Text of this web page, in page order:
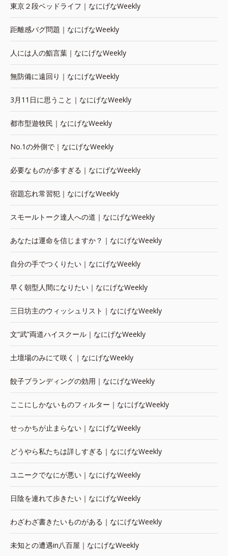
東京２段ベッドライフ｜なにげなWeekly
距離感バグ問題｜なにげなWeekly
人には人の鮨言葉｜なにげなWeekly
無防備に遠回り｜なにげなWeekly
3月11日に思うこと｜なにげなWeekly
都市型遊牧民｜なにげなWeekly
No.1の外側で｜なにげなWeekly
必要なものが多すぎる｜なにげなWeekly
宿題忘れ常習犯｜なにげなWeekly
スモールトーク達人への道｜なにげなWeekly
あなたは運命を信じますか？｜なにげなWeekly
自分の手でつくりたい｜なにげなWeekly
早く朝型人間になりたい｜なにげなWeekly
三日坊主のウィッシュリスト｜なにげなWeekly
文“武”両道ハイスクール｜なにげなWeekly
土壇場のみにて咲く｜なにげなWeekly
餃子ブランディングの効用｜なにげなWeekly
ここにしかないものフィルター｜なにげなWeekly
せっかちが止まらない｜なにげなWeekly
どうやら私たちは詳しすぎる｜なにげなWeekly
ユニークでなにが悪い｜なにげなWeekly
日陰を連れて歩きたい｜なにげなWeekly
わざわざ書きたいものがある｜なにげなWeekly
未知との遭遇in八百屋｜なにげなWeekly